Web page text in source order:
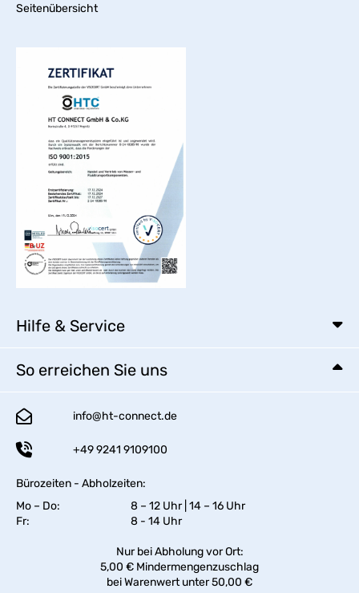
Seitenübersicht
Hilfe & Service
So erreichen Sie uns
info@ht-connect.de
+49 9241 9109100
Bürozeiten - Abholzeiten:
Mo – Do:
8 – 12 Uhr | 14 – 16 Uhr
Fr:
8 - 14 Uhr
Nur bei Abholung vor Ort:
5,00 € Mindermengenzuschlag
bei Warenwert unter 50,00 €